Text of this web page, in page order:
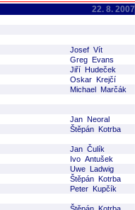
22. 8. 2007
Josef Vít
Greg Evans
Jiří Hudeček
Oskar Krejčí
Michael Marčák
Jan Neoral
Štěpán Kotrba
Jan Čulík
Ivo Antušek
Uwe Ladwig
Štěpán Kotrba
Peter Kupčík